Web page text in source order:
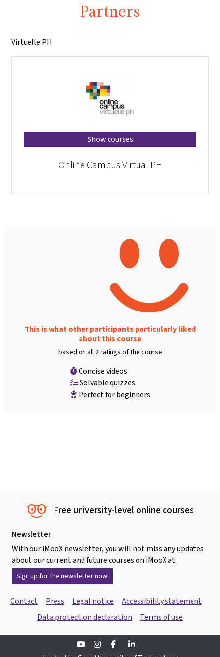
Partners
Virtuelle PH
Show courses
Online Campus Virtual PH
This is what other participants particularly liked
about this course
based on all 2 ratings of the course
Concise videos
Solvable quizzes
Perfect for beginners
Free university-level online courses
Newsletter
With our iMooX newsletter, you will not miss any updates
about our current and future courses on iMooX.at.
Sign up for the newsletter now!
Contact Press Legal notice
Accessibility statement
Data protection declaration
Terms of use
YoutubeInstagramFacebook